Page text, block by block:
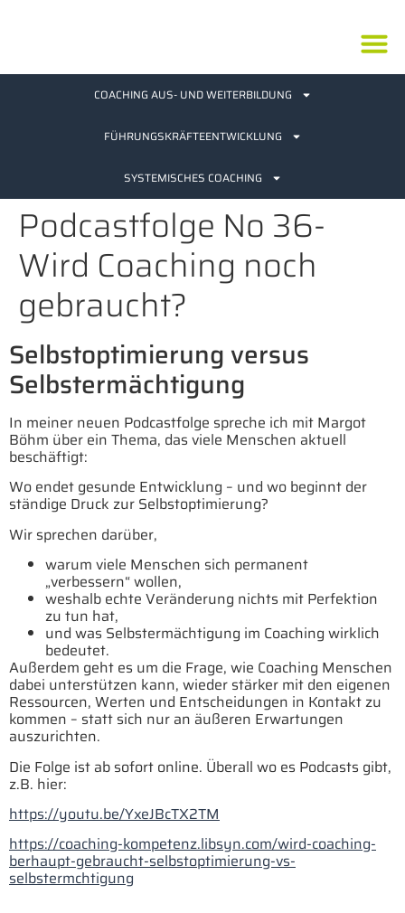
COACHING AUS- UND WEITERBILDUNG
FÜHRUNGSKRÄFTEENTWICKLUNG
SYSTEMISCHES COACHING
Podcastfolge No 36-
Wird Coaching noch
gebraucht?
Selbstoptimierung versus
Selbstermächtigung
In meiner neuen Podcastfolge spreche ich mit Margot
Böhm über ein Thema, das viele Menschen aktuell
beschäftigt:
Wo endet gesunde Entwicklung – und wo beginnt der
ständige Druck zur Selbstoptimierung?
Wir sprechen darüber,
warum viele Menschen sich permanent
„verbessern“ wollen,
weshalb echte Veränderung nichts mit Perfektion
zu tun hat,
und was Selbstermächtigung im Coaching wirklich
bedeutet.
Außerdem geht es um die Frage, wie Coaching Menschen
dabei unterstützen kann, wieder stärker mit den eigenen
Ressourcen, Werten und Entscheidungen in Kontakt zu
kommen – statt sich nur an äußeren Erwartungen
auszurichten.
Die Folge ist ab sofort online. Überall wo es Podcasts gibt,
z.B. hier:
https://youtu.be/YxeJBcTX2TM
https://coaching-kompetenz.libsyn.com/wird-coaching-
berhaupt-gebraucht-selbstoptimierung-vs-
selbstermchtigung